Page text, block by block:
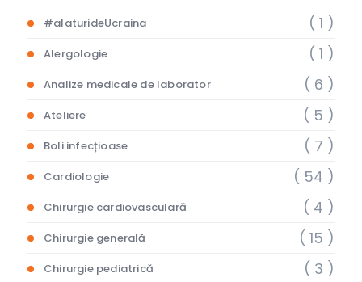
#alaturideUcraina ( 1 )
Alergologie ( 1 )
Analize medicale de laborator ( 6 )
Ateliere ( 5 )
Boli infecțioase ( 7 )
Cardiologie ( 54 )
Chirurgie cardiovasculară ( 4 )
Chirurgie generală ( 15 )
Chirurgie pediatrică ( 3 )